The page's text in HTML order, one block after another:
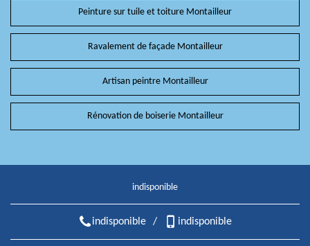
Peinture sur tuile et toiture Montailleur
Ravalement de façade Montailleur
Artisan peintre Montailleur
Rénovation de boiserie Montailleur
indisponible
indisponible / indisponible